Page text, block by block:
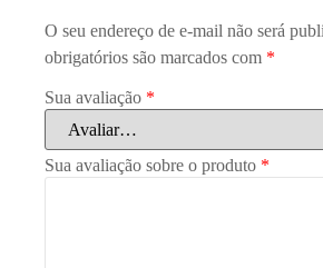
O seu endereço de e-mail não será
obrigatórios são marcados com *
Sua avaliação *
Sua avaliação sobre o produto *